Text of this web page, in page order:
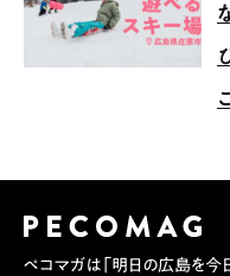
ペコマガは「明日の広島を今